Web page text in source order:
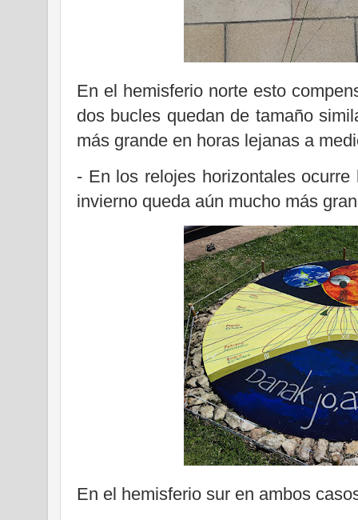
En el hemisferio norte esto
dos bucles quedan de tamaño
más grande en horas lejanas a
- En los relojes horizontales
invierno queda aún mucho más
En el hemisferio sur en ambos